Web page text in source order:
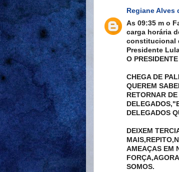
Regiane Alves
As 09:35 m o
carga horária
constitucional
Presidente
O
CHEGA DE
QUEREM
RETORNAR
DELEGADOS
DEIXEM
AMEAÇAS EM
SOMOS.